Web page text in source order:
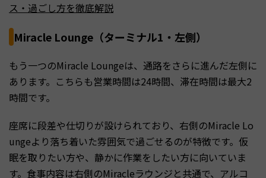
ス・過ごし方を徹底解説
Miracle Lounge（ターミナル1・左側）
もう一つのMiracle Loungeは、通路をさらに進んだ左側に
あります。こちらも営業時間は24時間、滞在時間は最大2
時間です。
座席に段差や仕切りが設けられており、右側のMiracle Lo
ungeより落ち着いた雰囲気で過ごせるのが特徴です。仮
眠を取りたい方や、静かに作業をしたい方に向いていま
す。食事内容は右側のMiracleラウンジと共通で、アルコ